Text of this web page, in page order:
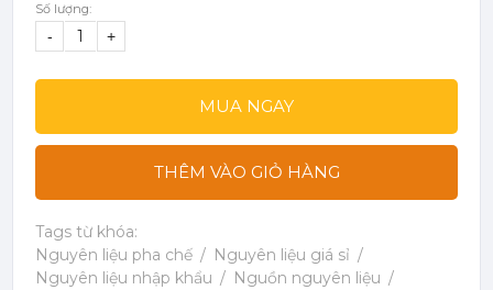
Số lượng:
- +
MUA NGAY
THÊM VÀO GIỎ HÀNG
Tags từ khóa:
Nguyên liệu pha chế
Nguyên liệu giá sỉ
Nguyên liệu nhập khẩu
Nguồn nguyên liệu